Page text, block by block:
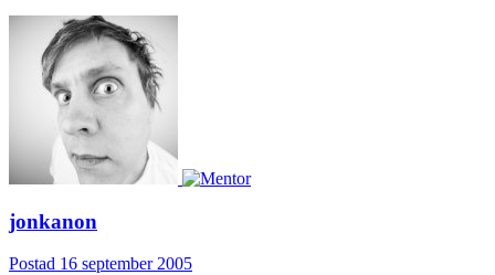
jonkanon
Postad 16 september 2005